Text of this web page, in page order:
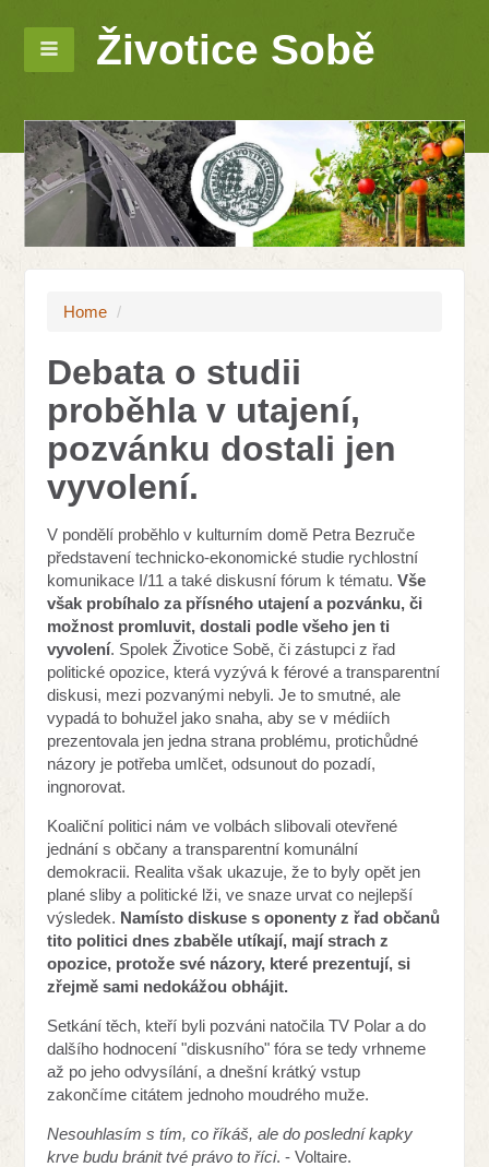
Životice Sobě
Home /
Debata o studii
proběhla v utajení,
pozvánku dostali jen
vyvolení.
V pondělí proběhlo v kulturním domě Petra Bezruče
představení technicko-ekonomické studie rychlostní
komunikace I/11 a také diskusní fórum k tématu. Vše
však probíhalo za přísného utajení a pozvánku, či
možnost promluvit, dostali podle všeho jen ti
vyvolení. Spolek Životice Sobě, či zástupci z řad
politické opozice, která vyzývá k férové a transparentní
diskusi, mezi pozvanými nebyli. Je to smutné, ale
vypadá to bohužel jako snaha, aby se v médiích
prezentovala jen jedna strana problému, protichůdné
názory je potřeba umlčet, odsunout do pozadí,
ingnorovat.
Koaliční politici nám ve volbách slibovali otevřené
jednání s občany a transparentní komunální
demokracii. Realita však ukazuje, že to byly opět jen
plané sliby a politické lži, ve snaze urvat co nejlepší
výsledek. Namísto diskuse s oponenty z řad občanů
tito politici dnes zbaběle utíkají, mají strach z
opozice, protože své názory, které prezentují, si
zřejmě sami nedokážou obhájit.
Setkání těch, kteří byli pozváni natočila TV Polar a do
dalšího hodnocení "diskusního" fóra se tedy vrhneme
až po jeho odvysílání, a dnešní krátký vstup
zakončíme citátem jednoho moudrého muže.
Nesouhlasím s tím, co říkáš, ale do poslední kapky
krve budu bránit tvé právo to říci. - Voltaire.